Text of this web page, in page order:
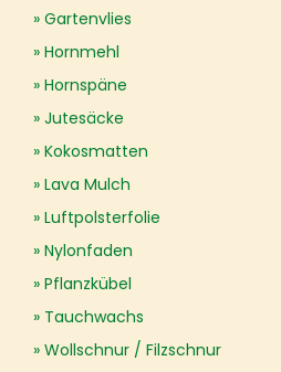
Gartenvlies
Hornmehl
Hornspäne
Jutesäcke
Kokosmatten
Lava Mulch
Luftpolsterfolie
Nylonfaden
Pflanzkübel
Tauchwachs
Wollschnur / Filzschnur